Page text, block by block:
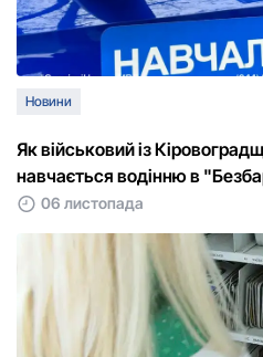
Новини
Як військовий із
навчається водінню в
06 листопада